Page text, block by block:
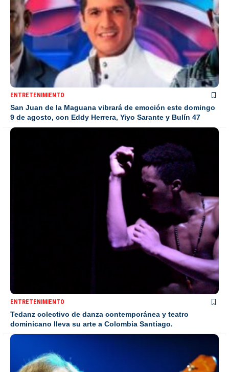
ENTRETENIMIENTO
San Juan de la Maguana vibrará de emoción este domingo
9 de agosto, con Eddy Herrera, Yiyo Sarante y Bulín 47
ENTRETENIMIENTO
Tedanz colectivo de danza contemporánea y teatro
dominicano lleva su arte a Colombia Santiago.